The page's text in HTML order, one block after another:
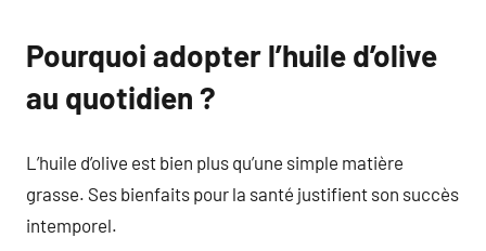
Pourquoi adopter l’huile d’olive
au quotidien ?
L’huile d’olive est bien plus qu’une simple matière
grasse. Ses bienfaits pour la santé justifient son succès
intemporel.